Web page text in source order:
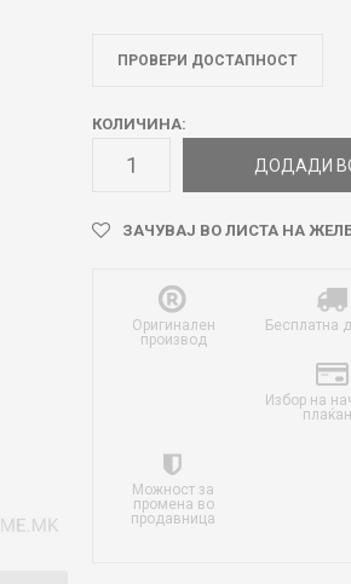
ПРОВЕРИ ДОСТАПНОСТ
КОЛИЧИНА:
ДОДАДИ
ЗАЧУВАЈ ВО ЛИСТА НА
Оригинален
производ
Бесплатна
Избор на
Можност за
промена во
продавница